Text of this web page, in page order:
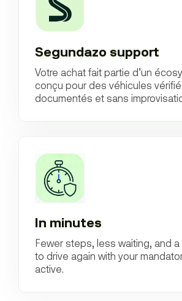
Segundazo support
Votre achat fait partie d’un
conçu pour des véhicules
documentés et sans
In minutes
Fewer steps, less waiting, and
to drive again with your
active.